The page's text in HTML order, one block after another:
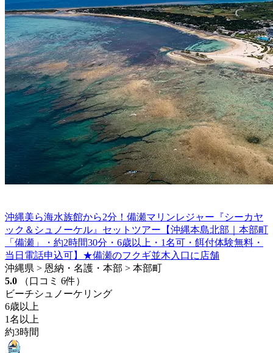
沖縄美ら海水族館から2分！備瀬マリンレジャー『シーカヤ
ック＆シュノーケル』セットツアー【沖縄本島北部｜本部町
「備瀬」・約2時間30分・6歳以上・1名可・餌付体験無料・
当日電話申込可】★備瀬のフクギ並木入口に店舗
沖縄県 > 恩納・名護・本部 > 本部町
5.0
（口コミ 6件）
ビーチシュノーケリング
6歳以上
1名以上
約3時間